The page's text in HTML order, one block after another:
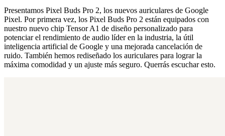
Presentamos Pixel Buds Pro 2, los nuevos auriculares de Google
Pixel. Por primera vez, los Pixel Buds Pro 2 están equipados con
nuestro nuevo chip Tensor A1 de diseño personalizado para
potenciar el rendimiento de audio líder en la industria, la útil
inteligencia artificial de Google y una mejorada cancelación de
ruido. También hemos rediseñado los auriculares para lograr la
máxima comodidad y un ajuste más seguro. Querrás escuchar esto.